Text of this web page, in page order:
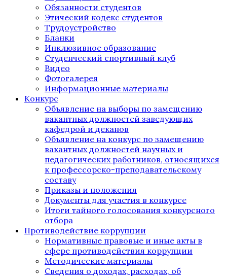
Обязанности студентов
Этический кодекс студентов
Трудоустройство
Бланки
Инклюзивное образование
Студенческий спортивный клуб
Видео
Фотогалерея
Информационные материалы
Конкурс
Объявление на выборы по замещению
вакантных должностей заведующих
кафедрой и деканов
Объявление на конкурс по замещению
вакантных должностей научных и
педагогических работников, относящихся
к профессорско-преподавательскому
составу
Приказы и положения
Документы для участия в конкурсе
Итоги тайного голосования конкурсного
отбора
Противодействие коррупции
Нормативные правовые и иные акты в
сфере противодействия коррупции
Методические материалы
Сведения о доходах, расходах, об